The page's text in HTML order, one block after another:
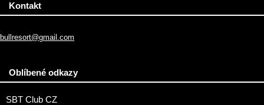
Kontakt
bullresort@gmail.com
Oblíbené odkazy
SBT Club CZ